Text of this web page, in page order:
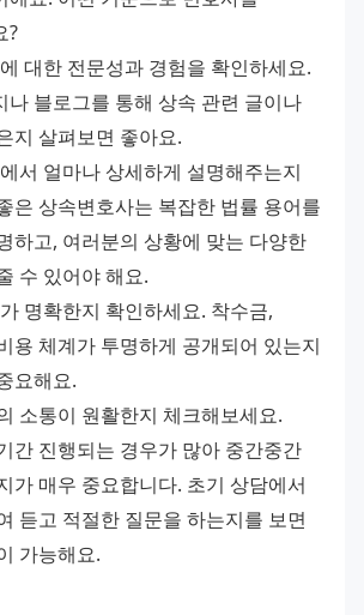
?
대한 전문성과 경험을 확인하세요.
나 블로그를 통해 상속 관련 글이나
지 살펴보면 좋아요.
서 얼마나 상세하게 설명해주는지
은 상속변호사는 복잡한 법률 용어를
하고, 여러분의 상황에 맞는 다양한
수 있어야 해요.
명확한지 확인하세요. 착수금,
용 체계가 투명하게 공개되어 있는지
요해요.
소통이 원활한지 체크해보세요.
간 진행되는 경우가 많아 중간중간
가 매우 중요합니다. 초기 상담에서
듣고 적절한 질문을 하는지를 보면
가능해요.